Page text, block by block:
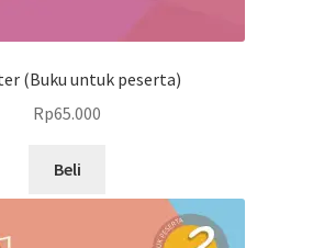
(Buku untuk peserta)
Rp65.000
Beli